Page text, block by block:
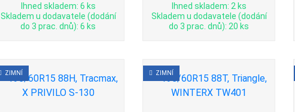
Ihned skladem: 6 ks
Skladem u dodavatele (dodání
do 3 prac. dnů): 6 ks
Ihned skladem: 2 ks
Skladem u dodavatele (dodání
do 3 prac. dnů): 20 ks
ZIMNÍ ZIMNÍ